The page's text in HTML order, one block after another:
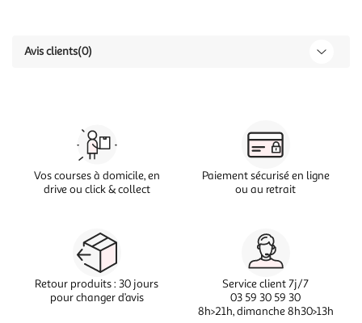
Avis clients(0)
Vos courses à domicile, en
drive ou click & collect
Paiement sécurisé en ligne
ou au retrait
Retour produits : 30 jours
pour changer d’avis
Service client 7j/7
03 59 30 59 30
8h>21h, dimanche 8h30>13h